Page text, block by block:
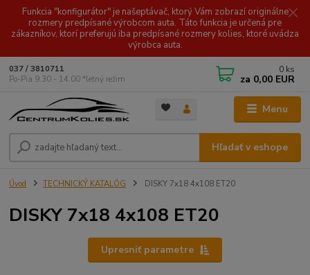
Funkcia "konfigurátor" je našeptávač, ktorý Vám zobrazí originálne
rozmery predpísané výrobcom auta. Táto funkcia je určená pre
zákazníkov, ktorí preferujú iba predpísané rozmery kolies, ktoré uvádza
výrobca auta.
Menu
Hľadať v eshope
037 / 3810711
Po-Pia 9.30 - 14.00 *letný režim
0 ks
za 0,00 EUR
Úvod TECHNICKÝ KATALÓG DISKY 7x18 4x108 ET20
DISKY 7x18 4x108 ET20
Upresniť parametre